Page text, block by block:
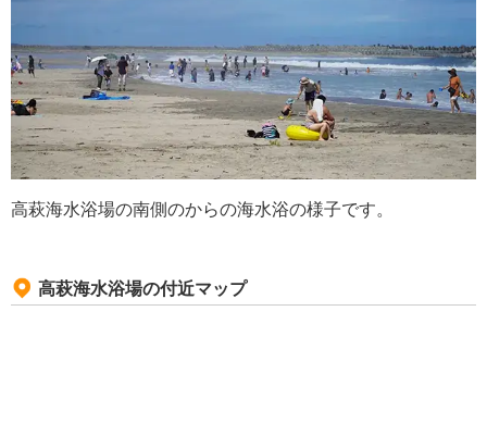
高萩海水浴場の南側のからの海水浴の様子です。
高萩海水浴場の付近マップ